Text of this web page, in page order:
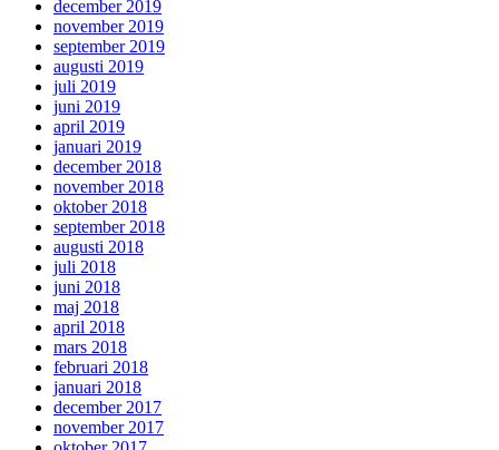
december 2019
november 2019
september 2019
augusti 2019
juli 2019
juni 2019
april 2019
januari 2019
december 2018
november 2018
oktober 2018
september 2018
augusti 2018
juli 2018
juni 2018
maj 2018
april 2018
mars 2018
februari 2018
januari 2018
december 2017
november 2017